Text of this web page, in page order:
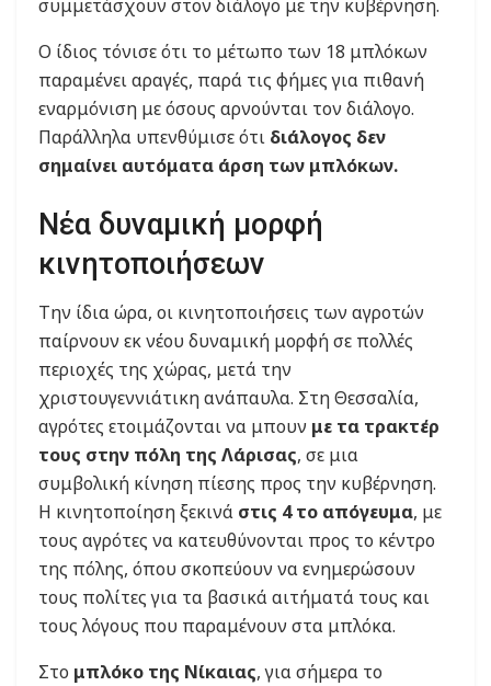
συμμετάσχουν στον διάλογο με την κυβέρνηση.
Ο ίδιος τόνισε ότι το μέτωπο των 18 μπλόκων
παραμένει αραγές, παρά τις φήμες για πιθανή
εναρμόνιση με όσους αρνούνται τον διάλογο.
Παράλληλα υπενθύμισε ότι διάλογος δεν
σημαίνει αυτόματα άρση των μπλόκων.
Νέα δυναμική μορφή
κινητοποιήσεων
Την ίδια ώρα, οι κινητοποιήσεις των αγροτών
παίρνουν εκ νέου δυναμική μορφή σε πολλές
περιοχές της χώρας, μετά την
χριστουγεννιάτικη ανάπαυλα. Στη Θεσσαλία,
αγρότες ετοιμάζονται να μπουν με τα τρακτέρ
τους στην πόλη της Λάρισας, σε μια
συμβολική κίνηση πίεσης προς την κυβέρνηση.
Η κινητοποίηση ξεκινά στις 4 το απόγευμα, με
τους αγρότες να κατευθύνονται προς το κέντρο
της πόλης, όπου σκοπεύουν να ενημερώσουν
τους πολίτες για τα βασικά αιτήματά τους και
τους λόγους που παραμένουν στα μπλόκα.
Στο μπλόκο της Νίκαιας, για σήμερα το